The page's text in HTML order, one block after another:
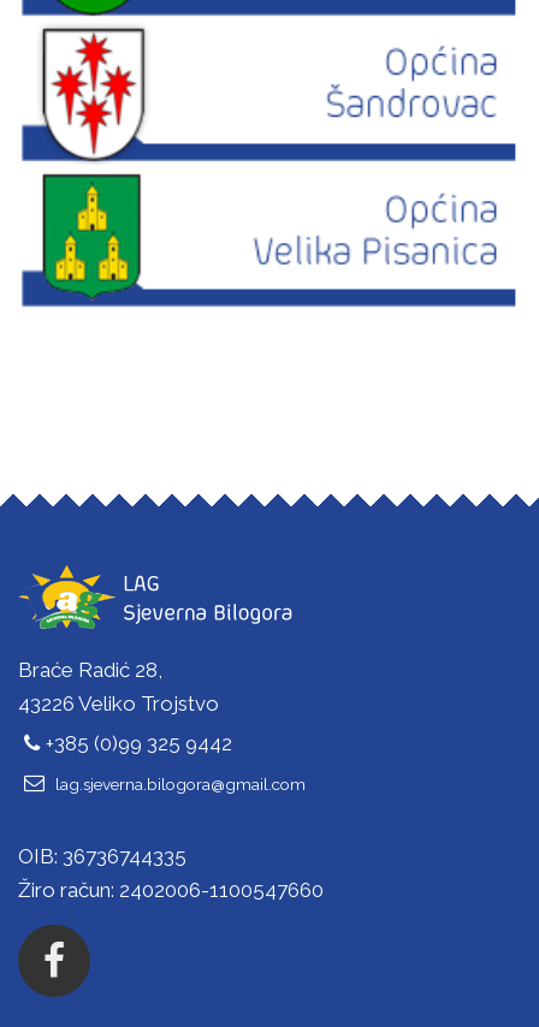
Braće Radić 28,
43226 Veliko Trojstvo
+385 (0)99 325 9442
lag.sjeverna.bilogora@gmail.com
OIB: 36736744335
Žiro račun: 2402006-1100547660